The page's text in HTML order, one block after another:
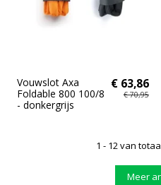
Vouwslot Axa
Foldable 800 100/8
- donkergrijs
€ 63,86
€ 70,95
1 - 12 van
Meer